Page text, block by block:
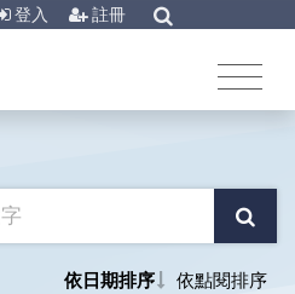
登入 註冊
依日期排序 依點閱排序